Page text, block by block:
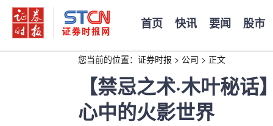
首页 快讯 要闻 股市
您当前的位置： 证券时报 > 公司 > 正文
【禁忌之术·木叶秘
心中的火影世界